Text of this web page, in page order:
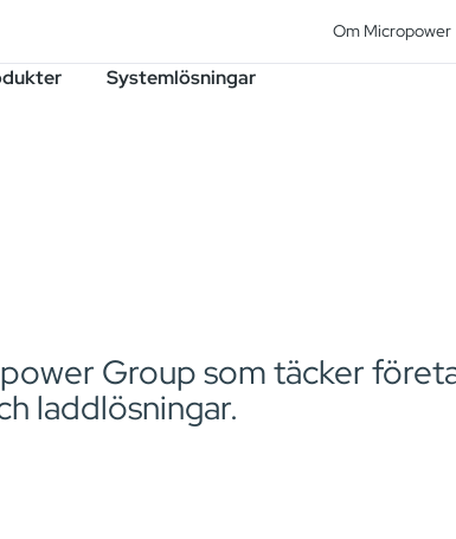
Om Micropower
Systemlösningar
Group som täcker
laddlösningar.